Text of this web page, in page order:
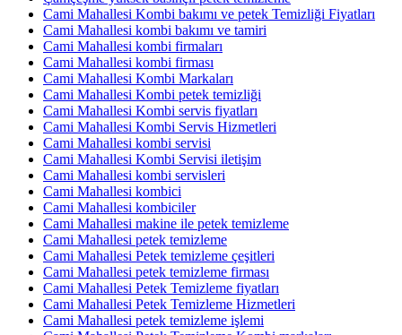
Cami Mahallesi Kombi bakımı ve petek Temizliği Fiyatları
Cami Mahallesi kombi bakımı ve tamiri
Cami Mahallesi kombi firmaları
Cami Mahallesi kombi firması
Cami Mahallesi Kombi Markaları
Cami Mahallesi Kombi petek temizliği
Cami Mahallesi Kombi servis fiyatları
Cami Mahallesi Kombi Servis Hizmetleri
Cami Mahallesi kombi servisi
Cami Mahallesi Kombi Servisi iletişim
Cami Mahallesi kombi servisleri
Cami Mahallesi kombici
Cami Mahallesi kombiciler
Cami Mahallesi makine ile petek temizleme
Cami Mahallesi petek temizleme
Cami Mahallesi Petek temizleme çeşitleri
Cami Mahallesi petek temizleme firması
Cami Mahallesi Petek Temizleme fiyatları
Cami Mahallesi Petek Temizleme Hizmetleri
Cami Mahallesi petek temizleme işlemi